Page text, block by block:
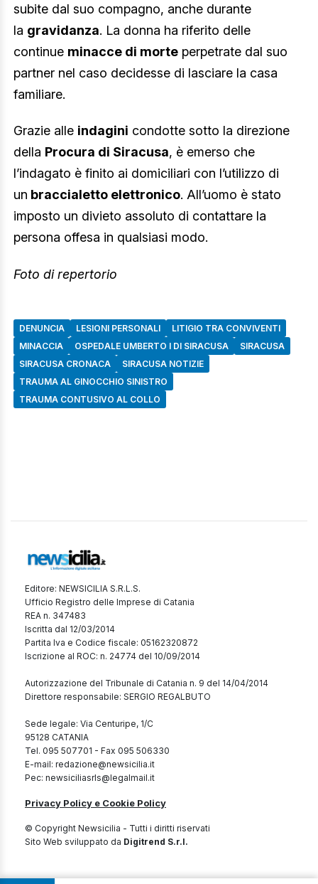
subite dal suo compagno, anche durante
la gravidanza. La donna ha riferito delle
continue minacce di morte perpetrate dal suo
partner nel caso decidesse di lasciare la casa
familiare.
Grazie alle indagini condotte sotto la direzione
della Procura di Siracusa, è emerso che
l’indagato è finito ai domiciliari con l’utilizzo di
un braccialetto elettronico. All’uomo è stato
imposto un divieto assoluto di contattare la
persona offesa in qualsiasi modo.
Foto di repertorio
DENUNCIA LESIONI PERSONALI
LITIGIO TRA CONVIVENTI
MINACCIA
OSPEDALE UMBERTO I DI SIRACUSA
SIRACUSA
SIRACUSA CRONACA
SIRACUSA NOTIZIE
TRAUMA AL GINOCCHIO SINISTRO
TRAUMA CONTUSIVO AL COLLO
Editore: NEWSICILIA S.R.L.S.
Ufficio Registro delle Imprese di Catania
REA n. 347483
Iscritta dal 12/03/2014
Partita Iva e Codice fiscale: 05162320872
Iscrizione al ROC: n. 24774 del 10/09/2014
Autorizzazione del Tribunale di Catania n. 9 del 14/04/2014
Direttore responsabile: SERGIO REGALBUTO
Sede legale: Via Centuripe, 1/C
95128 CATANIA
Tel. 095 507701 - Fax 095 506330
E-mail: redazione@newsicilia.it
Pec: newsiciliasrls@legalmail.it
Privacy Policy e Cookie Policy
© Copyright Newsicilia - Tutti i diritti riservati
Sito Web sviluppato da Digitrend S.r.l.